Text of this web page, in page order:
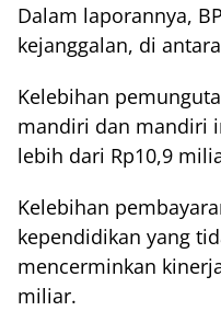
Dalam laporannya,
kejanggalan, di
Kelebihan
mandiri dan mandiri
lebih dari Rp10,9
Kelebihan
kependidikan yang
mencerminkan
miliar.